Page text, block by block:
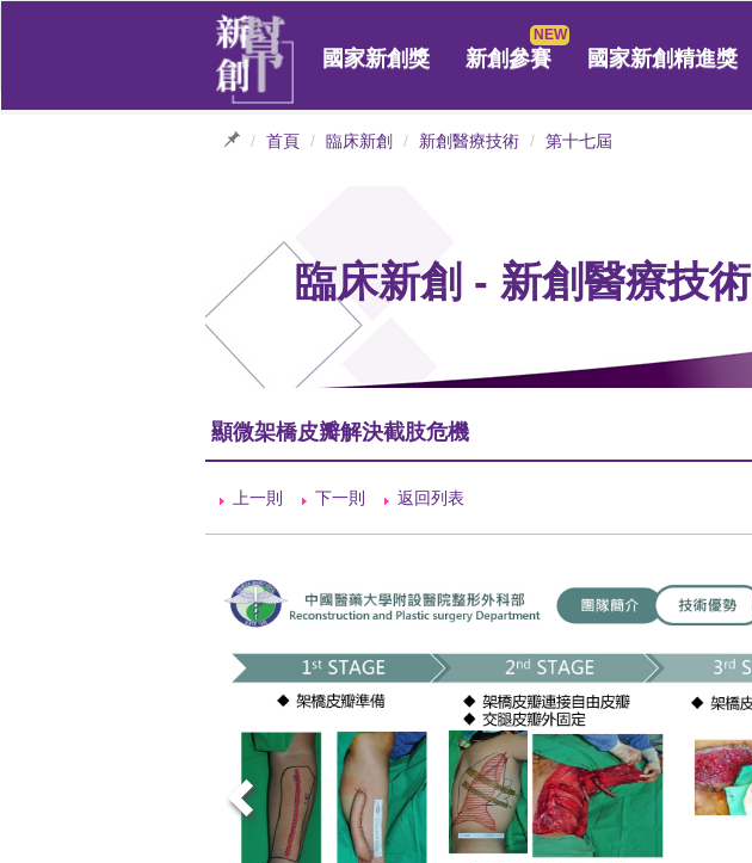
國家新創獎 新創參賽 國家新創精進獎
首頁 臨床新創 新創醫療技術 第十七屆
臨床新創 - 新創醫療技術
顯微架橋皮瓣解決截肢危機
上一則 下一則 返回列表